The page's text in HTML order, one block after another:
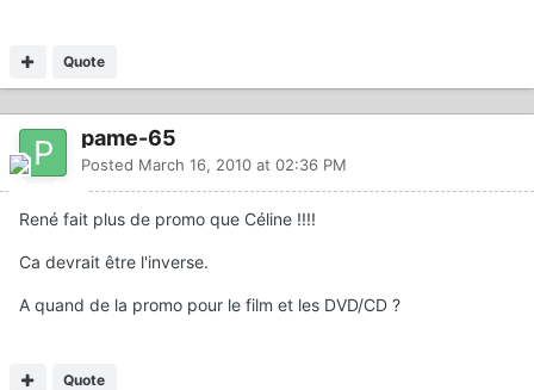
Quote
pame-65
Posted March 16, 2010 at 02:36 PM
René fait plus de promo que Céline !!!!
Ca devrait être l'inverse.
A quand de la promo pour le film et les DVD/CD ?
Quote